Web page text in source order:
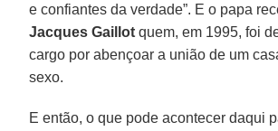
e confiantes da verdade”. E o papa
Jacques Gaillot quem, em 1995, foi
cargo por abençoar a união de um
sexo.
E então, o que pode acontecer daqui